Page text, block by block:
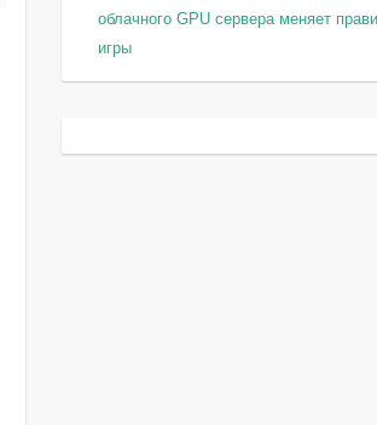
облачного GPU сервера меняет
игры